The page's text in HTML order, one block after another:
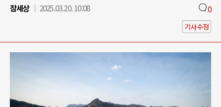
참세상
2025.03.20. 10:08 0
기사수정